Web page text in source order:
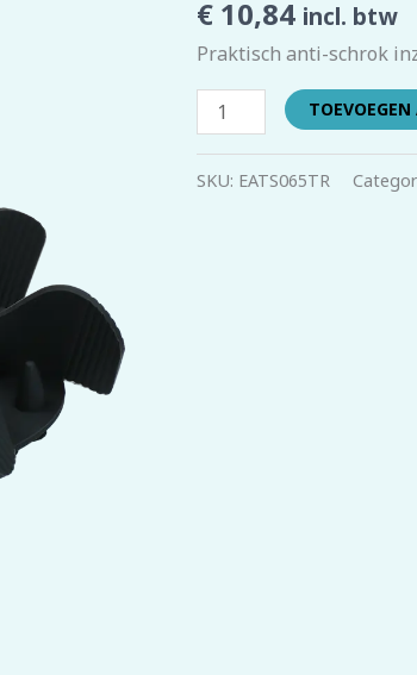
€ 10,84 incl. btw
Praktisch anti-schrok
L
aantal
SKU: EATS065TR